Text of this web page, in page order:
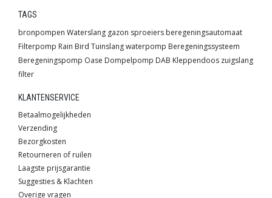
TAGS
bronpompen Waterslang gazon sproeiers beregeningsautomaat
Filterpomp Rain Bird Tuinslangwaterpomp Beregeningssysteem
Beregeningspomp Oase Dompelpomp DAB Kleppendoos zuigslang
filter
KLANTENSERVICE
Betaalmogelijkheden
Verzending
Bezorgkosten
Retourneren of ruilen
Laagste prijsgarantie
Suggesties & Klachten
Overige vragen